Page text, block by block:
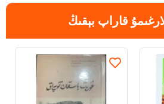
قاراپ بېقىڭ